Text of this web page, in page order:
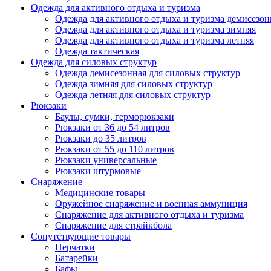
Одежда для активного отдыха и туризма
Одежда для активного отдыха и туризма
Одежда для активного отдыха и туризма зимняя
Одежда для активного отдыха и туризма летняя
Одежда тактическая
Одежда для силовых структур
Одежда демисезонная для силовых структур
Одежда зимняя для силовых структур
Одежда летняя для силовых структур
Рюкзаки
Баулы, сумки, герморюкзаки
Рюкзаки от 36 до 54 литров
Рюкзаки до 35 литров
Рюкзаки от 55 до 110 литров
Рюкзаки универсальные
Рюкзаки штурмовые
Снаряжение
Медицинские товары
Оружейное снаряжение и военная аммуниция
Снаряжение для активного отдыха и туризма
Снаряжение для страйкбола
Сопутствующие товары
Перчатки
Батарейки
Бафы